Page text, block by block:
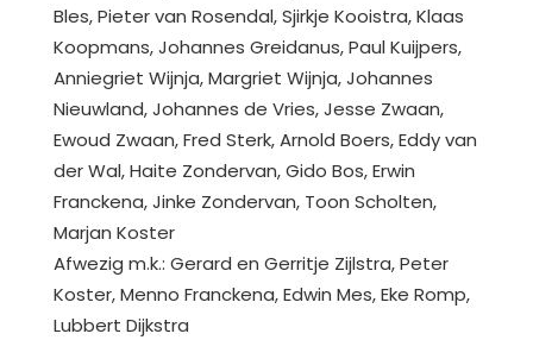
Bles, Pieter van Rosendal, Sjirkje Kooistra, Klaas
Koopmans, Johannes Greidanus, Paul Kuijpers,
Anniegriet Wijnja, Margriet Wijnja, Johannes
Nieuwland, Johannes de Vries, Jesse Zwaan,
Ewoud Zwaan, Fred Sterk, Arnold Boers, Eddy van
der Wal, Haite Zondervan, Gido Bos, Erwin
Franckena, Jinke Zondervan, Toon Scholten,
Marjan Koster
Afwezig m.k.: Gerard en Gerritje Zijlstra, Peter
Koster, Menno Franckena, Edwin Mes, Eke Romp,
Lubbert Dijkstra